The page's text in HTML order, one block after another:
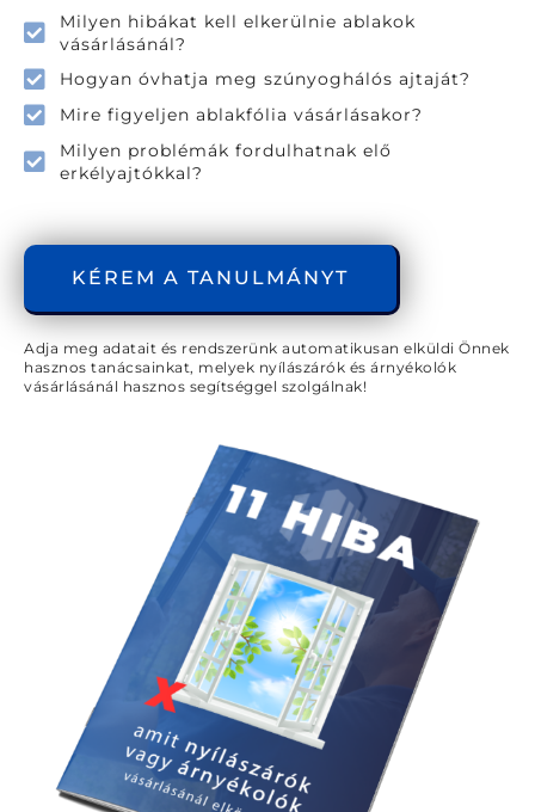
Milyen hibákat kell elkerülnie ablakok
vásárlásánál?
Hogyan óvhatja meg szúnyoghálós ajtaját?
Mire figyeljen ablakfólia vásárlásakor?
Milyen problémák fordulhatnak elő
erkélyajtókkal?
KÉREM A TANULMÁNYT
Adja meg adatait és rendszerünk automatikusan elküldi Önnek
hasznos tanácsainkat, melyek nyílászárók és árnyékolók
vásárlásánál hasznos segítséggel szolgálnak!